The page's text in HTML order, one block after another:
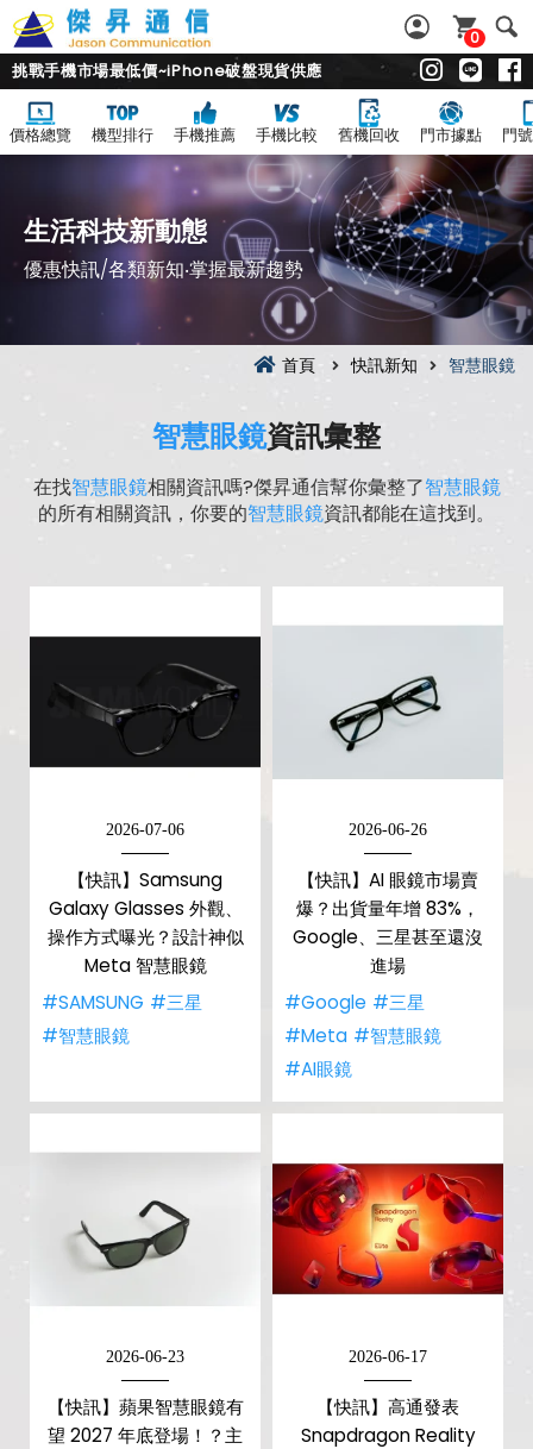
0
挑戰手機市場最低價~iPhone破盤現貨供應
價格總覽 機型排行 手機推薦 手機比較 舊機回收 門市據點 門
生活科技新動態
優惠快訊/各類新知‧掌握最新趨勢
首頁 快訊新知 智慧眼鏡
智慧眼鏡資訊彙整
在找智慧眼鏡相關資訊嗎?傑昇通信幫你彙整了智慧眼鏡
的所有相關資訊，你要的智慧眼鏡資訊都能在這找到。
2026-07-06
【快訊】Samsung
Galaxy Glasses 外觀、
操作方式曝光？設計神似
Meta 智慧眼鏡
#SAMSUNG #三星
#智慧眼鏡
2026-06-26
【快訊】AI 眼鏡市場賣
爆？出貨量年增 83%，
Google、三星甚至還沒
進場
#Google #三星
#Meta #智慧眼鏡
#AI眼鏡
2026-06-23
【快訊】蘋果智慧眼鏡有
望 2027 年底登場！？主
2026-06-17
【快訊】高通發表
Snapdragon Reality